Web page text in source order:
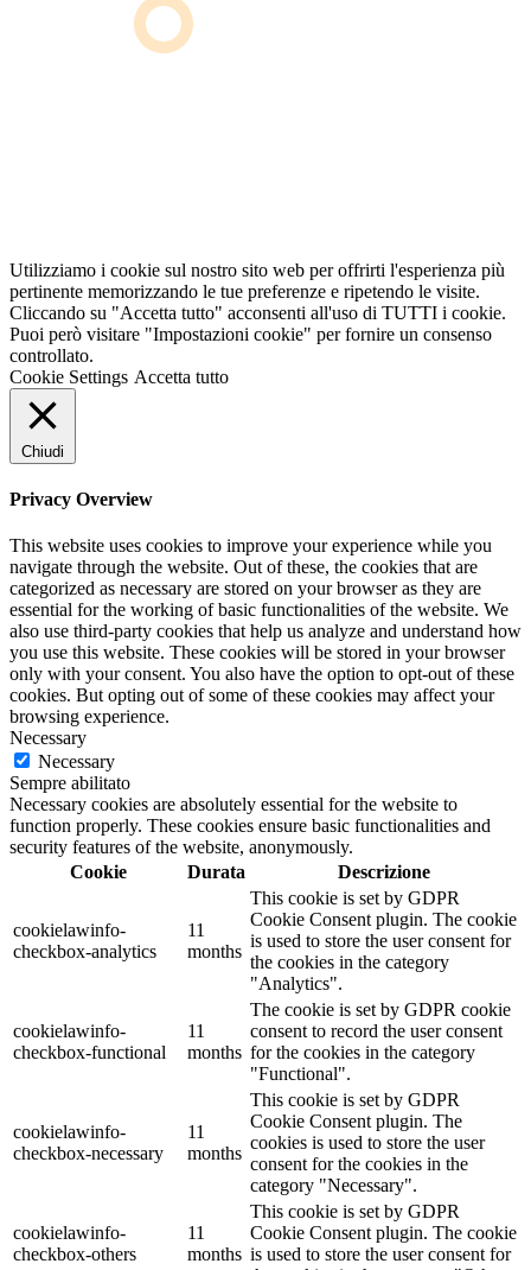
Utilizziamo i cookie sul nostro sito web per offrirti l'esperienza più
pertinente memorizzando le tue preferenze e ripetendo le visite.
Cliccando su "Accetta tutto" acconsenti all'uso di TUTTI i cookie.
Puoi però visitare "Impostazioni cookie" per fornire un consenso
controllato.
Cookie Settings Accetta tutto
Chiudi
Privacy Overview
This website uses cookies to improve your experience while you
navigate through the website. Out of these, the cookies that are
categorized as necessary are stored on your browser as they are
essential for the working of basic functionalities of the website. We
also use third-party cookies that help us analyze and understand how
you use this website. These cookies will be stored in your browser
only with your consent. You also have the option to opt-out of these
cookies. But opting out of some of these cookies may affect your
browsing experience.
Necessary
Necessary
Sempre abilitato
Necessary cookies are absolutely essential for the website to
function properly. These cookies ensure basic functionalities and
security features of the website, anonymously.
Cookie
Durata Descrizione
cookielawinfo-
checkbox-analytics
11
months
This cookie is set by GDPR
Cookie Consent plugin. The cookie
is used to store the user consent for
the cookies in the category
"Analytics".
cookielawinfo-
checkbox-functional
11
months
The cookie is set by GDPR cookie
consent to record the user consent
for the cookies in the category
"Functional".
cookielawinfo-
checkbox-necessary
11
months
This cookie is set by GDPR
Cookie Consent plugin. The
cookies is used to store the user
consent for the cookies in the
category "Necessary".
cookielawinfo-
checkbox-others
11
months
This cookie is set by GDPR
Cookie Consent plugin. The cookie
is used to store the user consent for